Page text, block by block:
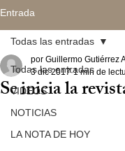
Entrada
Todas las entradas
VIDEOS
NOTICIAS
LA NOTA DE HOY
Todas las entradas
Se inicia la
por Guillermo Gutiérrez
3 dic 2017 1 min de